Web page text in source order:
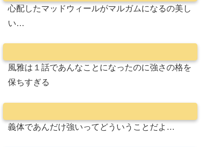
心配したマッドウィールがマルガムになるの美し
い…
風雅は１話であんなことになったのに強さの格を
保ちすぎる
義体であんだけ強いってどういうことだよ…